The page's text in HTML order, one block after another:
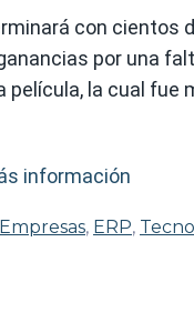
con cientos
por una
la cual fue
, ERP,